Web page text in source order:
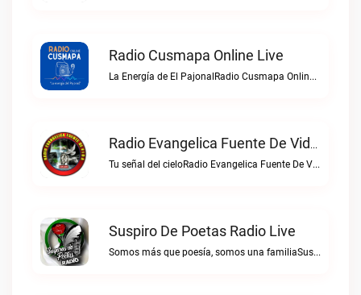
Radio Cusmapa Online Live
La Energía de El PajonalRadio Cusmapa Online live
Radio Evangelica Fuente De Vida Live
Tu señal del cieloRadio Evangelica Fuente De Vida live
Suspiro De Poetas Radio Live
Somos más que poesía, somos una familiaSuspiro de Poetas Radio live